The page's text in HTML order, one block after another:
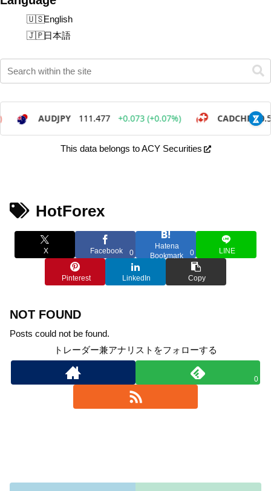
English
日本語
This data belongs to ACY Securities
HotForex
X Facebook 0
Hatena
Bookmark
0 LINE
Pinterest LinkedIn Copy
NOT FOUND
Posts could not be found.
トレーダー兼アナリストをフォローする
0